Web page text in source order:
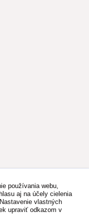
používania webu,
aj na účely cielenia
vlastných
upraviť odkazom v